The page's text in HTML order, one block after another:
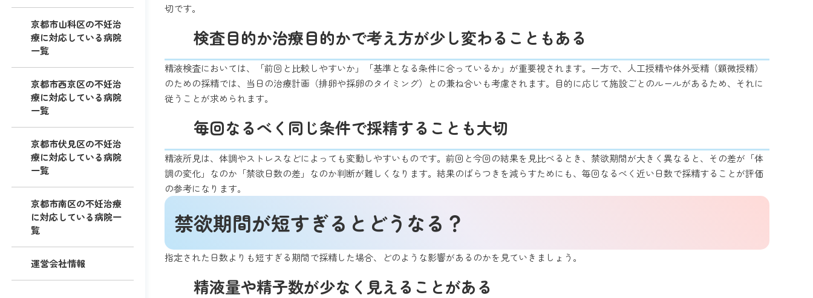
京都市山科区の不妊治
療に対応している病院
一覧
京都市西京区の不妊治
療に対応している病院
一覧
京都市伏見区の不妊治
療に対応している病院
一覧
京都市南区の不妊治療
に対応している病院一
覧
運営会社情報
切です。
検査目的か治療目的かで考え方が少し変わることもある
精液検査においては、「前回と比較しやすいか」「基準となる条件に合っているか」が重要視されます。一方で、人工授精や体外受精（顕微授精）
のための採精では、当日の治療計画（排卵や採卵のタイミング）との兼ね合いも考慮されます。目的に応じて施設ごとのルールがあるため、それに
従うことが求められます。
毎回なるべく同じ条件で採精することも大切
精液所見は、体調やストレスなどによっても変動しやすいものです。前回と今回の結果を見比べるとき、禁欲期間が大きく異なると、その差が「体
調の変化」なのか「禁欲日数の差」なのか判断が難しくなります。結果のばらつきを減らすためにも、毎回なるべく近い日数で採精することが評価
の参考になります。
禁欲期間が短すぎるとどうなる？
指定された日数よりも短すぎる期間で採精した場合、どのような影響があるのかを見ていきましょう。
精液量や精子数が少なく見えることがある